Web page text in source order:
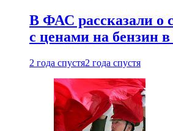
В ФАС рассказали о
с ценами на бензин
2 года спустя2 года спустя